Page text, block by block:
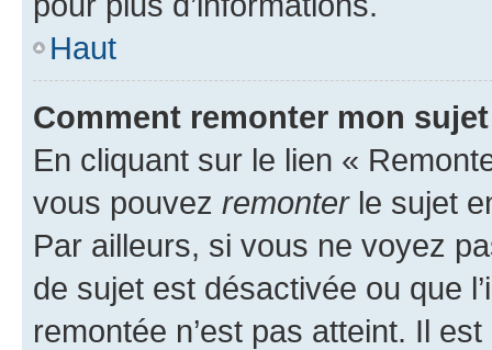
Haut
Comment remonter mon
En cliquant sur le lien «
vous pouvez remonterle sujet
Par ailleurs, si vous ne voyez
de sujet est désactivée ou que
remontée n’est pas atteint. Il